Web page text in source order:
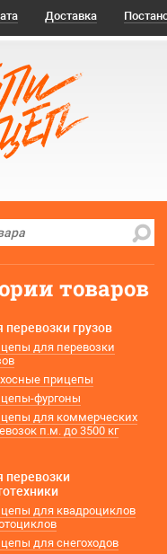
Доставка
товаров
перевозки грузов
для перевозки
прицепы
фургоны
для коммерческих
п.м. до 3500 кг
перевозки
для квадроциклов
для снегоходов